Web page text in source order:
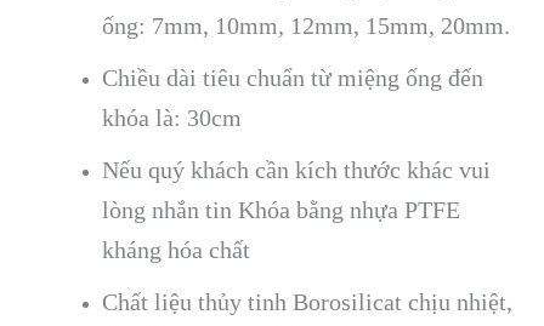
ống: 7mm, 10mm, 12mm, 15mm, 20mm.
Chiều dài tiêu chuẩn từ miệng ống đến
khóa là: 30cm
Nếu quý khách cần kích thước khác vui
lòng nhắn tin Khóa bằng nhựa PTFE
kháng hóa chất
Chất liệu thủy tinh Borosilicat chịu nhiệt,